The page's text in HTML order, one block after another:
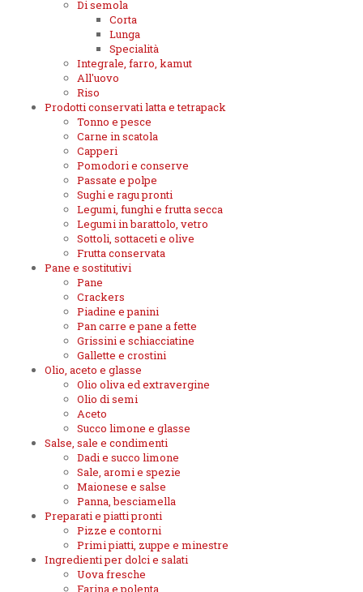
Di semola
Corta
Lunga
Specialità
Integrale, farro, kamut
All'uovo
Riso
Prodotti conservati latta e tetrapack
Tonno e pesce
Carne in scatola
Capperi
Pomodori e conserve
Passate e polpe
Sughi e ragu pronti
Legumi, funghi e frutta secca
Legumi in barattolo, vetro
Sottoli, sottaceti e olive
Frutta conservata
Pane e sostitutivi
Pane
Crackers
Piadine e panini
Pan carre e pane a fette
Grissini e schiacciatine
Gallette e crostini
Olio, aceto e glasse
Olio oliva ed extravergine
Olio di semi
Aceto
Succo limone e glasse
Salse, sale e condimenti
Dadi e succo limone
Sale, aromi e spezie
Maionese e salse
Panna, besciamella
Preparati e piatti pronti
Pizze e contorni
Primi piatti, zuppe e minestre
Ingredienti per dolci e salati
Uova fresche
Farina e polenta